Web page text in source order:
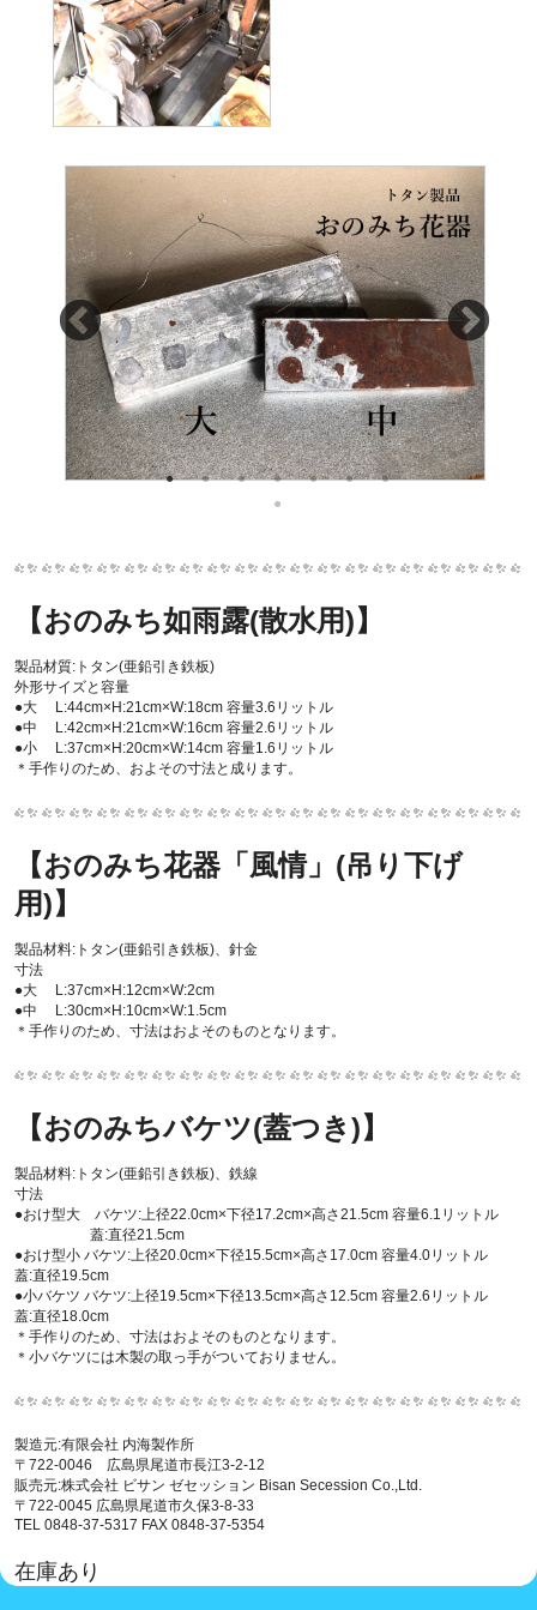
【おのみち如雨露(散水用)】
製品材質:トタン(亜鉛引き鉄板)
外形サイズと容量
●大 L:44cm×H:21cm×W:18cm 容量3.6リットル
●中 L:42cm×H:21cm×W:16cm 容量2.6リットル
●小 L:37cm×H:20cm×W:14cm 容量1.6リットル
＊手作りのため、およその寸法と成ります。
【おのみち花器「風情」(吊り下げ
用)】
製品材料:トタン(亜鉛引き鉄板)、針金
寸法
●大 L:37cm×H:12cm×W:2cm
●中 L:30cm×H:10cm×W:1.5cm
＊手作りのため、寸法はおよそのものとなります。
【おのみちバケツ(蓋つき)】
製品材料:トタン(亜鉛引き鉄板)、鉄線
寸法
●おけ型大 バケツ:上径22.0cm×下径17.2cm×高さ21.5cm 容量6.1リットル
蓋:直径21.5cm
●おけ型小 バケツ:上径20.0cm×下径15.5cm×高さ17.0cm 容量4.0リットル
蓋:直径19.5cm
●小バケツ バケツ:上径19.5cm×下径13.5cm×高さ12.5cm 容量2.6リットル
蓋:直径18.0cm
＊手作りのため、寸法はおよそのものとなります。
＊小バケツには木製の取っ手がついておりません。
製造元:有限会社 内海製作所
〒722-0046 広島県尾道市長江3-2-12
販売元:株式会社 ビサン ゼセッション Bisan Secession Co.,Ltd.
〒722-0045 広島県尾道市久保3-8-33
TEL 0848-37-5317 FAX 0848-37-5354
在庫あり